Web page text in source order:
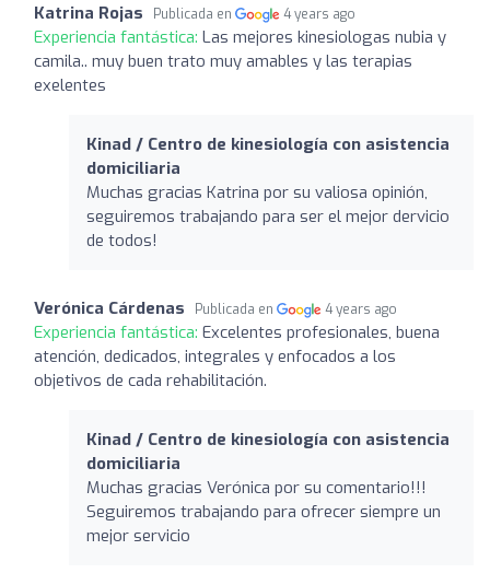
Katrina Rojas Publicada en 4 years ago
Experiencia fantástica: Las mejores kinesiologas nubia y
camila.. muy buen trato muy amables y las terapias
exelentes
Kinad / Centro de kinesiología con asistencia
domiciliaria
Muchas gracias Katrina por su valiosa opinión,
seguiremos trabajando para ser el mejor dervicio
de todos!
Verónica Cárdenas Publicada en 4 years ago
Experiencia fantástica: Excelentes profesionales, buena
atención, dedicados, integrales y enfocados a los
objetivos de cada rehabilitación.
Kinad / Centro de kinesiología con asistencia
domiciliaria
Muchas gracias Verónica por su comentario!!!
Seguiremos trabajando para ofrecer siempre un
mejor servicio